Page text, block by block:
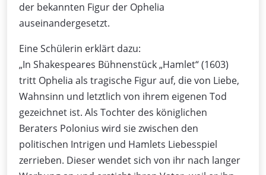
der bekannten Figur der Ophelia
auseinandergesetzt.
Eine Schülerin erklärt dazu:
„In Shakespeares Bühnenstück „Hamlet“ (1603)
tritt Ophelia als tragische Figur auf, die von Liebe,
Wahnsinn und letztlich von ihrem eigenen Tod
gezeichnet ist. Als Tochter des königlichen
Beraters Polonius wird sie zwischen den
politischen Intrigen und Hamlets Liebesspiel
zerrieben. Dieser wendet sich von ihr nach langer